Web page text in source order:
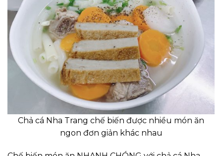
Chả cá Nha Trang chế biến được nhiều món ăn
ngon đơn giản khác nhau